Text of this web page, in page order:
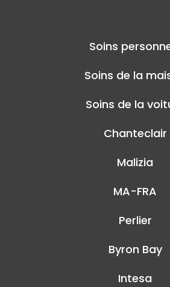
Soins
Soins de la
Soins de la
Chanteclair
Malizia
MA-FRA
Perlier
Byron Bay
Intesa